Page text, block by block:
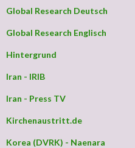
Global Research Deutsch
Global Research Englisch
Hintergrund
Iran - IRIB
Iran - Press TV
Kirchenaustritt.de
Korea (DVRK) - Naenara